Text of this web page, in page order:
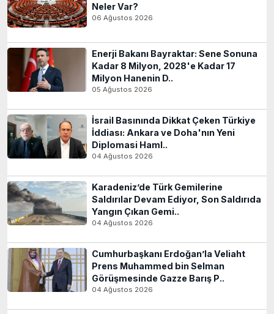
Neler Var?
06 Ağustos 2026
Enerji Bakanı Bayraktar: Sene Sonuna
Kadar 8 Milyon, 2028'e Kadar 17
Milyon Hanenin D..
05 Ağustos 2026
İsrail Basınında Dikkat Çeken Türkiye
İddiası: Ankara ve Doha'nın Yeni
Diplomasi Haml..
04 Ağustos 2026
Karadeniz’de Türk Gemilerine
Saldırılar Devam Ediyor, Son Saldırıda
Yangın Çıkan Gemi..
04 Ağustos 2026
Cumhurbaşkanı Erdoğan’la Veliaht
Prens Muhammed bin Selman
Görüşmesinde Gazze Barış P..
04 Ağustos 2026